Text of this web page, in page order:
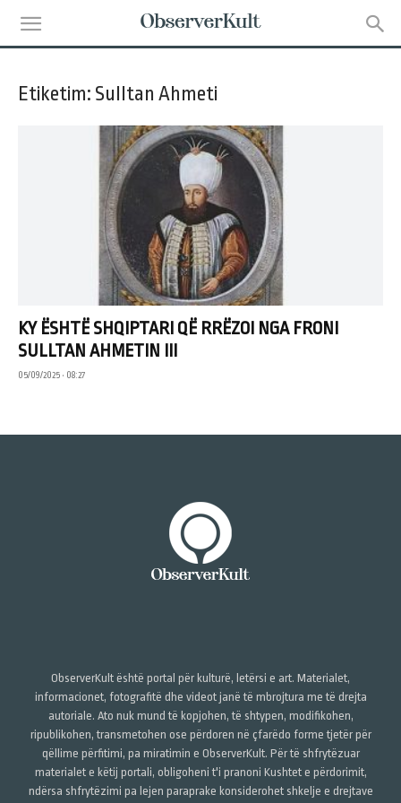
Etiketim: Sulltan Ahmeti
KY ËSHTË SHQIPTARI QË RRËZOI NGA FRONI
SULLTAN AHMETIN III
05/09/2025 • 08:27
ObserverKult është portal për kulturë, letërsi e art. Materialet,
informacionet, fotografitë dhe videot janë të mbrojtura me të drejta
autoriale. Ato nuk mund të kopjohen, të shtypen, modifikohen,
ripublikohen, transmetohen ose përdoren në çfarëdo forme tjetër për
qëllime përfitimi, pa miratimin e ObserverKult. Për të shfrytëzuar
materialet e këtij portali, obligoheni t'i pranoni Kushtet e përdorimit,
ndërsa shfrytëzimi pa lejen paraprake konsiderohet shkelje e drejtave